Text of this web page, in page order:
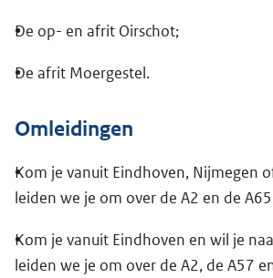
De op- en afrit Oirschot;
De afrit Moergestel.
Omleidingen
Kom je vanuit Eindhoven, Nijmegen
leiden we je om over de A2 en de
Kom je vanuit Eindhoven en wil je
leiden we je om over de A2, de A57